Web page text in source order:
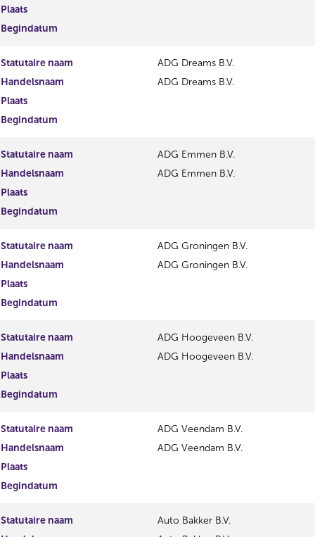
Plaats
Begindatum
Statutaire naam
ADG Dreams B.V.
Handelsnaam
ADG Dreams B.V.
Plaats
Begindatum
Statutaire naam
ADG Emmen B.V.
Handelsnaam
ADG Emmen B.V.
Plaats
Begindatum
Statutaire naam
ADG Groningen B.V.
Handelsnaam
ADG Groningen B.V.
Plaats
Begindatum
Statutaire naam
ADG Hoogeveen B.V.
Handelsnaam
ADG Hoogeveen B.V.
Plaats
Begindatum
Statutaire naam
ADG Veendam B.V.
Handelsnaam
ADG Veendam B.V.
Plaats
Begindatum
Statutaire naam
Auto Bakker B.V.